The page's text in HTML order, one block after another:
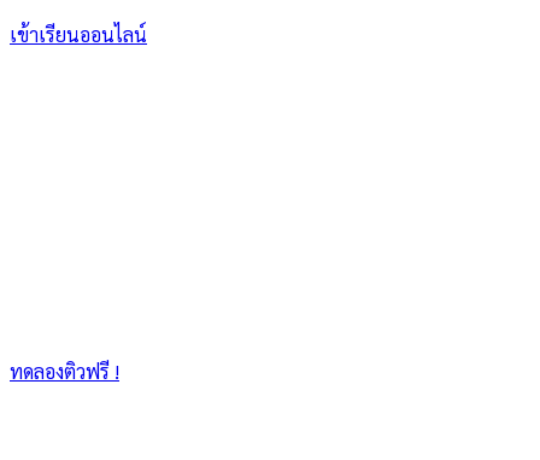
เข้าเรียนออนไลน์
ทดลองติวฟรี !